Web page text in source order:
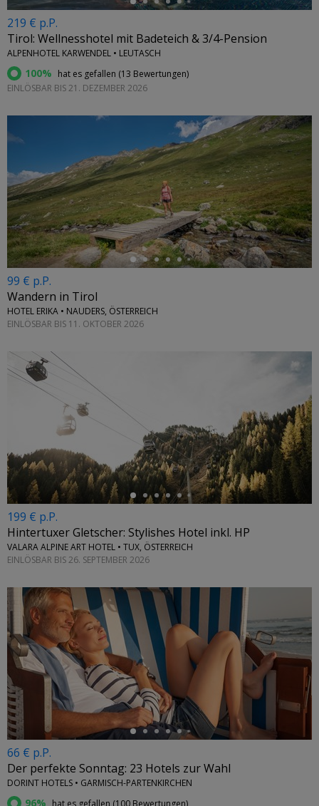
219 € p.P.
Tirol: Wellnesshotel mit Badeteich & 3/4-Pension
ALPENHOTEL KARWENDEL • LEUTASCH
100% hat es gefallen (13 Bewertungen)
EINLÖSBAR BIS 21. DEZEMBER 2026
←
99 € p.P.
Wandern in Tirol
HOTEL ERIKA • NAUDERS, ÖSTERREICH
EINLÖSBAR BIS 11. OKTOBER 2026
199 € p.P.
Hintertuxer Gletscher: Stylishes Hotel inkl. HP
VALARA ALPINE ART HOTEL • TUX, ÖSTERREICH
EINLÖSBAR BIS 26. SEPTEMBER 2026
←
66 € p.P.
Der perfekte Sonntag: 23 Hotels zur Wahl
DORINT HOTELS • GARMISCH-PARTENKIRCHEN
96%